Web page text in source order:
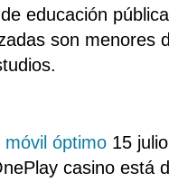
educación
son menores
móvil óptimo 15
casino está